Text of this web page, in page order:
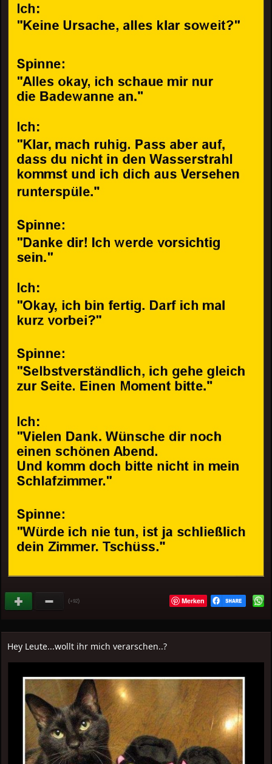
(+92) Merken
Hey Leute...wollt ihr mich verarschen..?